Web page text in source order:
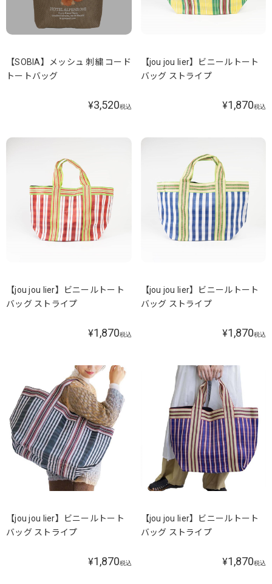
【SOBIA】メッシュ 刺繍 コード
トートバッグ
¥3,520税込
【jou jou lier】ビニールトート
バッグ ストライプ
¥1,870税込
【jou jou lier】ビニールトート
バッグ ストライプ
¥1,870税込
【jou jou lier】ビニールトート
バッグ ストライプ
¥1,870税込
【jou jou lier】ビニールトート
バッグ ストライプ
¥1,870税込
【jou jou lier】ビニールトート
バッグ ストライプ
¥1,870税込